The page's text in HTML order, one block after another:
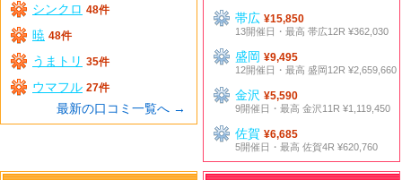
シンクロ 48件
暁 48件
うまトリ 35件
ウマフル 27件
最新の口コミ一覧へ →
帯広¥15,850
13開催日・最高 帯広12R ¥362,030
盛岡¥9,495
12開催日・最高 盛岡12R ¥2,659,660
金沢¥5,590
9開催日・最高 金沢11R ¥1,119,450
佐賀¥6,685
5開催日・最高 佐賀4R ¥620,760